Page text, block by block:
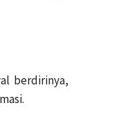
berdirinya,